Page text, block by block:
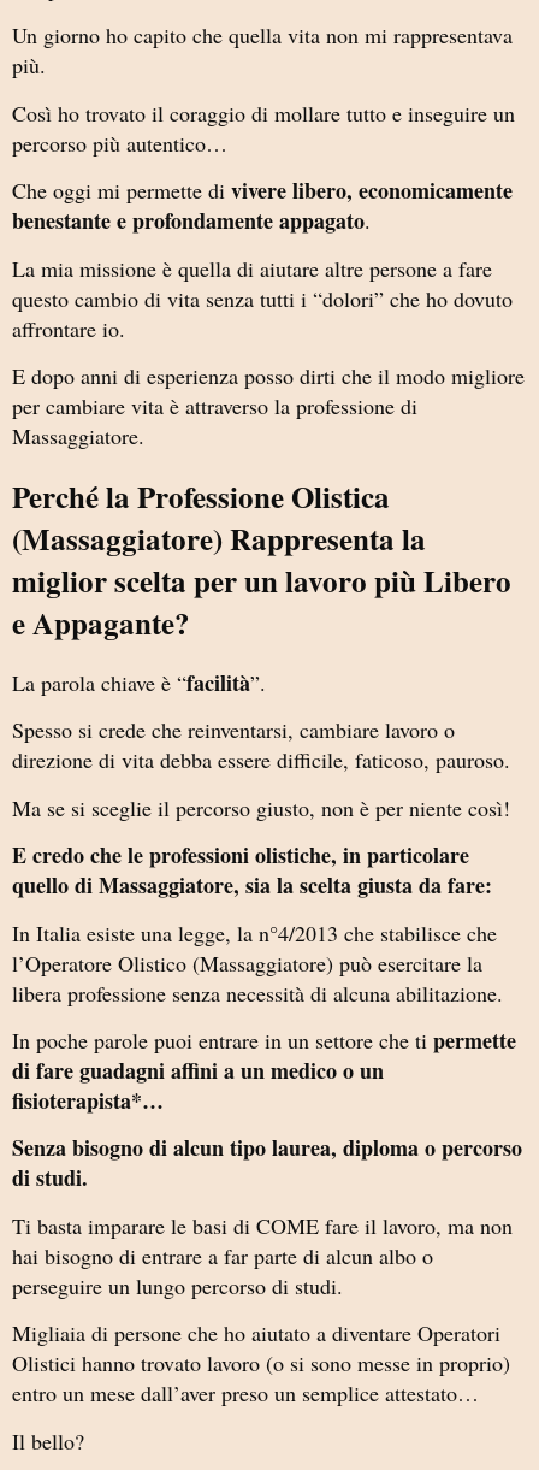
Un giorno ho capito che quella vita non mi rappresentava
più.
Così ho trovato il coraggio di mollare tutto e inseguire un
percorso più autentico…
Che oggi mi permette di vivere libero, economicamente
benestante e profondamente appagato.
La mia missione è quella di aiutare altre persone a fare
questo cambio di vita senza tutti i “dolori” che ho dovuto
affrontare io.
E dopo anni di esperienza posso dirti che il modo migliore
per cambiare vita è attraverso la professione di
Massaggiatore.
Perché la Professione Olistica
(Massaggiatore) Rappresenta la
miglior scelta per un lavoro più Libero
e Appagante?
La parola chiave è “facilità”.
Spesso si crede che reinventarsi, cambiare lavoro o
direzione di vita debba essere difficile, faticoso, pauroso.
Ma se si sceglie il percorso giusto, non è per niente così!
E credo che le professioni olistiche, in particolare
quello di Massaggiatore, sia la scelta giusta da fare:
In Italia esiste una legge, la n°4/2013 che stabilisce che
l’Operatore Olistico (Massaggiatore) può esercitare la
libera professione senza necessità di alcuna abilitazione.
In poche parole puoi entrare in un settore che ti permette
di fare guadagni affini a un medico o un
fisioterapista*…
Senza bisogno di alcun tipo laurea, diploma o percorso
di studi.
Ti basta imparare le basi di COME fare il lavoro, ma non
hai bisogno di entrare a far parte di alcun albo o
perseguire un lungo percorso di studi.
Migliaia di persone che ho aiutato a diventare Operatori
Olistici hanno trovato lavoro (o si sono messe in proprio)
entro un mese dall’aver preso un semplice attestato…
Il bello?